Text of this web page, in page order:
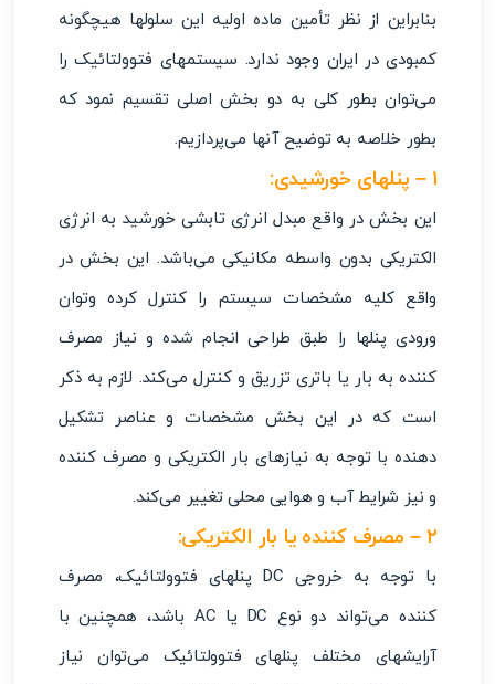
بنابراین از نظر تأمین ماده اولیه این سلولها هیچگونه
کمبودی در ایران وجود ندارد. سیستمهای فتوولتائیک را
می‌توان بطور کلی به دو بخش اصلی تقسیم نمود که
بطور خلاصه به توضیح آنها می‌پردازیم.
۱ – پنلهای خورشیدی:
این بخش در واقع مبدل انرژی تابشی خورشید به انرژی
الکتریکی بدون واسطه مکانیکی می‌باشد. این بخش در
واقع کلیه مشخصات سیستم را کنترل کرده وتوان
ورودی پنلها را طبق طراحی انجام شده و نیاز مصرف
کننده به بار یا باتری تزریق و کنترل می‌کند. لازم به ذکر
است که در این بخش مشخصات و عناصر تشکیل
دهنده با توجه به نیازهای بار الکتریکی و مصرف کننده
و نیز شرایط آب و هوایی محلی تغییر می‌کند.
۲ – مصرف کننده یا بار الکتریکی:
با توجه به خروجی DC پنلهای فتوولتائیک، مصرف
کننده می‌تواند دو نوع DC یا AC باشد، همچنین با
آرایشهای مختلف پنلهای فتوولتائیک می‌توان نیاز